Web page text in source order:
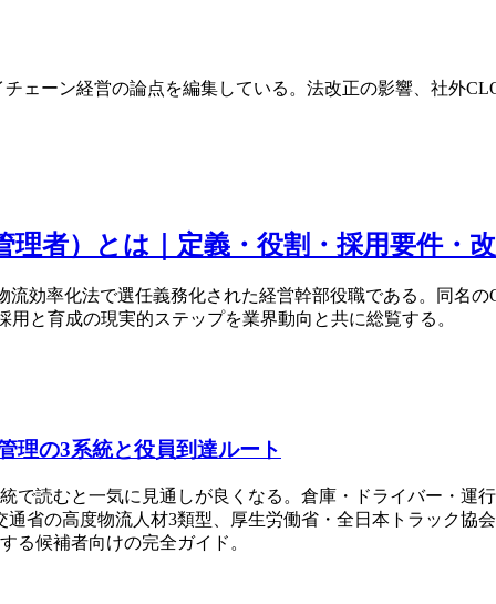
ェーン経営の論点を編集している。法改正の影響、社外
者）とは｜定義・役割・採用要件・
流効率化法で選任義務化された経営幹部役職である。同名
と育成の現実的ステップを業界動向と共に総覧する。
理の3系統と役員到達ルート
で読むと一気に見通しが良くなる。倉庫・ドライバー・運
省の高度物流人材3類型、厚生労働省・全日本トラック協
る候補者向けの完全ガイド。